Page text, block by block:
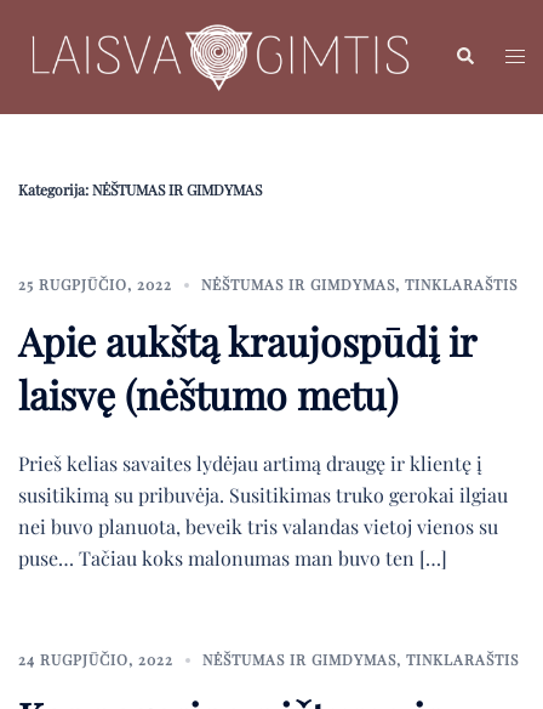
Search
Kategorija:NĖŠTUMAS IR GIMDYMAS
25 RUGPJŪČIO, 2022 NĖŠTUMAS IR GIMDYMAS, TINKLARAŠTIS
Apie aukštą kraujospūdį ir
laisvę (nėštumo metu)
Prieš kelias savaites lydėjau artimą draugę ir klientę į
susitikimą su pribuvėja. Susitikimas truko gerokai ilgiau
nei buvo planuota, beveik tris valandas vietoj vienos su
puse… Tačiau koks malonumas man buvo ten […]
24 RUGPJŪČIO, 2022 NĖŠTUMAS IR GIMDYMAS, TINKLARAŠTIS